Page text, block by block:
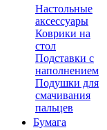
Настольные
аксессуары
Коврики на
стол
Подставки с
наполнением
Подушки для
смачивания
пальцев
Бумага